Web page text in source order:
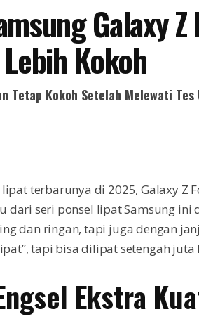
Galaxy
Kokoh
Tetap Kokoh Setelah Melewati
terbarunya di 2025, Galaxy Z
dari seri ponsel lipat Samsung ini
dan ringan, tapi juga dengan
tapi bisa dilipat setengah juta
Ekstra